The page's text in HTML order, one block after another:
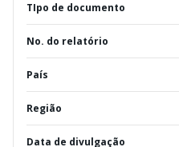
TIpo de documento
No. do relatório
País
Região
Data de divulgação